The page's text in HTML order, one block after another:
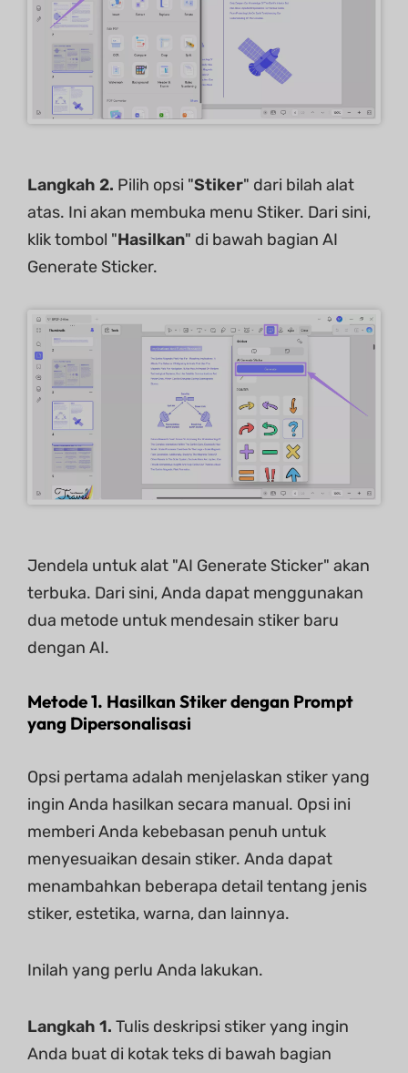
Langkah 2. Pilih opsi "Stiker" dari bilah alat
atas. Ini akan membuka menu Stiker. Dari sini,
klik tombol "Hasilkan" di bawah bagian AI
Generate Sticker.
Jendela untuk alat "AI Generate Sticker" akan
terbuka. Dari sini, Anda dapat menggunakan
dua metode untuk mendesain stiker baru
dengan AI.
Metode 1. Hasilkan Stiker dengan Prompt
yang Dipersonalisasi
Opsi pertama adalah menjelaskan stiker yang
ingin Anda hasilkan secara manual. Opsi ini
memberi Anda kebebasan penuh untuk
menyesuaikan desain stiker. Anda dapat
menambahkan beberapa detail tentang jenis
stiker, estetika, warna, dan lainnya.
Inilah yang perlu Anda lakukan.
Langkah 1. Tulis deskripsi stiker yang ingin
Anda buat di kotak teks di bawah bagian